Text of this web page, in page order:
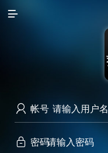

 帐号
 密码